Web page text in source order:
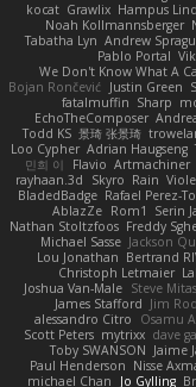
kocat Grawlix Hampus
Noah Kollmannsberger
Tabatha Lyn Andrew
Pablo Portal
We Don't Know What A
Bojan Rončević Justin Green
fatalmuffin Sharp
EchoTheComposer
Todd KS 景琦 张景琦
Loo Cypher Adrian Haugseng
민희 이
Flavio Artmachiner
rayhaan.3d
Skyro Rain
BladedBadge Rafael Perez-
AblazZe Rom1 Serin
Nathan Stoltzfoos Freddy
Michael Sasse Jackson
Lou Jonathan Bertrand
Christoph Letmaier
Joshua Van-Male Steve Mitas
James Stafford Jim
alessandro Citro
Osamu
Scott Peters mytrixx dave
Toby SWANSON Jaime
Paul Henderson Nisse
michael Chan
Jo Gylling